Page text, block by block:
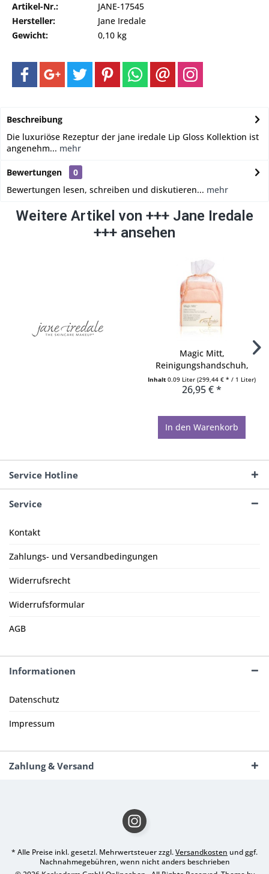
Artikel-Nr.:
JANE-17545
Hersteller:
Jane Iredale
Gewicht:
0,10 kg
Beschreibung
Die luxuriöse Rezeptur der jane iredale Lip Gloss Kollektion ist
angenehm... mehr
Bewertungen
0
Bewertungen lesen, schreiben und diskutieren... mehr
Weitere Artikel von +++ Jane Iredale
+++ ansehen
Magic Mitt,
Reinigungshandschuh,
Waschhandschuh...
Inhalt 0.09 Liter (299,44 € * / 1 Liter)
26,95 € *
In den Warenkorb
Service Hotline
Service
Kontakt
Zahlungs- und Versandbedingungen
Widerrufsrecht
Widerrufsformular
AGB
Informationen
Datenschutz
Impressum
Zahlung & Versand
* Alle Preise inkl. gesetzl. Mehrwertsteuer zzgl.Versandkosten und ggf.
Nachnahmegebühren, wenn nicht anders beschrieben